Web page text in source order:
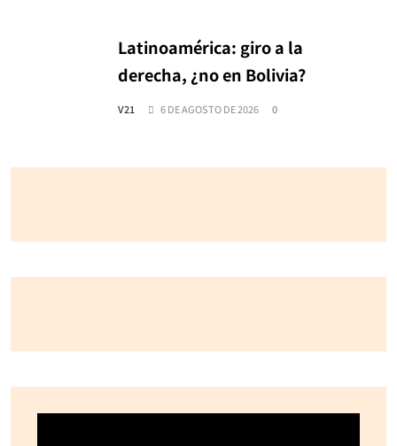
Latinoamérica: giro a la
derecha, ¿no en Bolivia?
V21 6 DE AGOSTO DE 2026 0